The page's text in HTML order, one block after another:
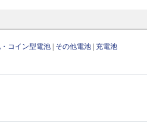
コイン型電池 その他電池 充電池